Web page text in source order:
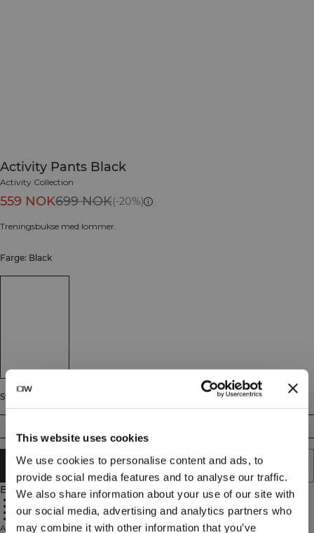
This website uses cookies
We use cookies to personalise content and ads, to
provide social media features and to analyse our traffic.
We also share information about your use of our site with
our social media, advertising and analytics partners who
may combine it with other information that you’ve
Activity Pants Black
Activity Collection
559 NOK699 NOK(-20%)
Treningsbukse med lommer.
Farge: Black
Størrelse
LEGG I HANDLEKURVEN
Beskrivelse
68% bomull, 25% polyester, 7% elastan
Atletisk passform
Praktiske lommer
Activity Pants M er designet for menn med en aktiv livsstil. Disse